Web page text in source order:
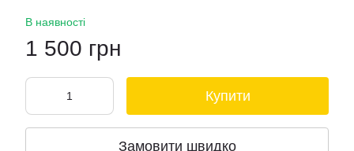
В наявності
1 500 грн
Купити
Замовити швидко